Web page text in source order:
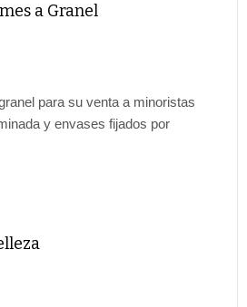
a Granel
para su venta a minoristas
y envases fijados por